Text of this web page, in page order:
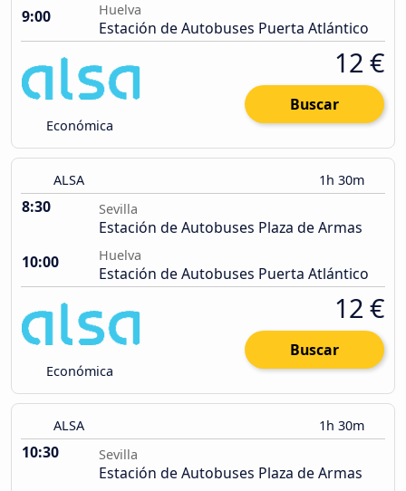
9:00
Huelva
Estación de Autobuses Puerta Atlántico
Económica
12 €
Buscar
ALSA 1h 30m
8:30 Sevilla
Estación de Autobuses Plaza de Armas
10:00
Huelva
Estación de Autobuses Puerta Atlántico
Económica
12 €
Buscar
ALSA 1h 30m
10:30 Sevilla
Estación de Autobuses Plaza de Armas